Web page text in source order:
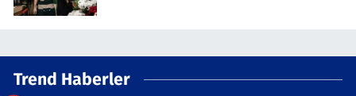
Trend Haberler